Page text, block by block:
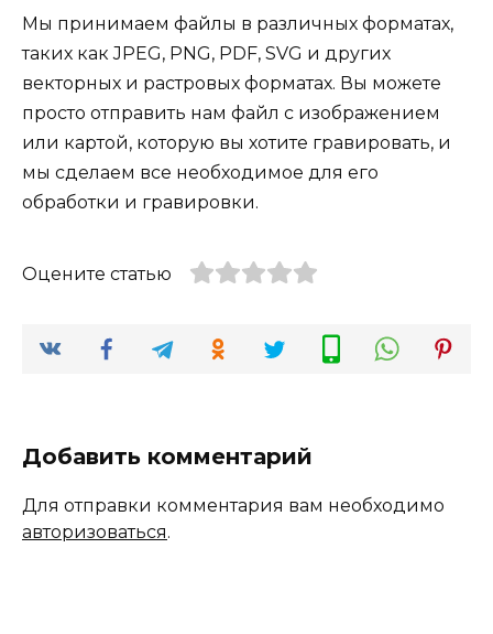
Мы принимаем файлы в различных форматах,
таких как JPEG, PNG, PDF, SVG и других
векторных и растровых форматах. Вы можете
просто отправить нам файл с изображением
или картой, которую вы хотите гравировать, и
мы сделаем все необходимое для его
обработки и гравировки.
Оцените статью
Добавить комментарий
Для отправки комментария вам необходимо
авторизоваться.